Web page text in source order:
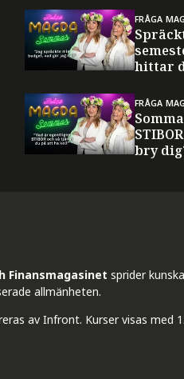
FRÅGA
hittar
FRÅGA
bry
Finansmagasinet sprider
allmänheten.
av Infront. Kurser visas med